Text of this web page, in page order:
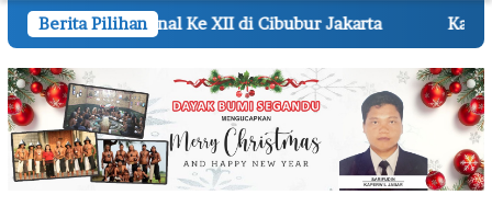
Berita Pilihan
XII di Cibubur Jakarta Kapolri Dianugerahi Sebagai